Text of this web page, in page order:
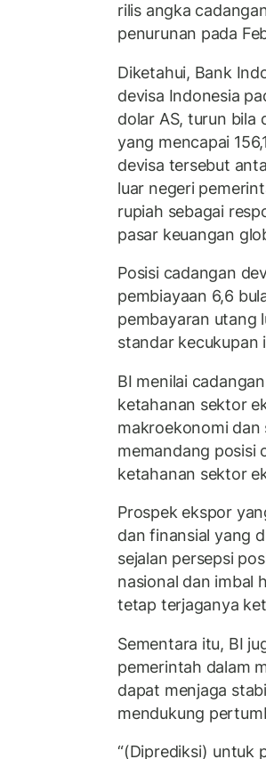
rilis angka
penurunan pada
Diketahui, Bank
devisa Indonesia
dolar AS, turun bila
yang mencapai
devisa tersebut
luar negeri
rupiah sebagai
pasar keuangan
Posisi cadangan
pembiayaan 6,6
pembayaran utang
standar kecukupan
BI menilai
ketahanan sektor
makroekonomi dan
memandang posisi
ketahanan sektor
Prospek ekspor
dan finansial yang
sejalan persepsi
nasional dan imbal
tetap terjaganya
Sementara itu, BI
pemerintah dalam
dapat menjaga
mendukung
“(Diprediksi) untuk